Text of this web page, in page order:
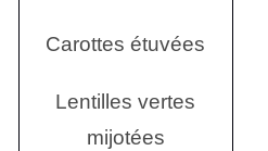
Carottes étuvées
Lentilles vertes
mijotées